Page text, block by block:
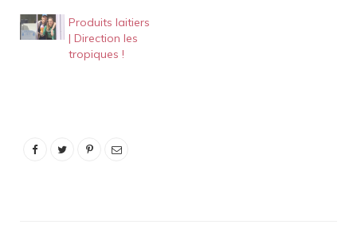
Produits laitiers
| Direction les
tropiques !